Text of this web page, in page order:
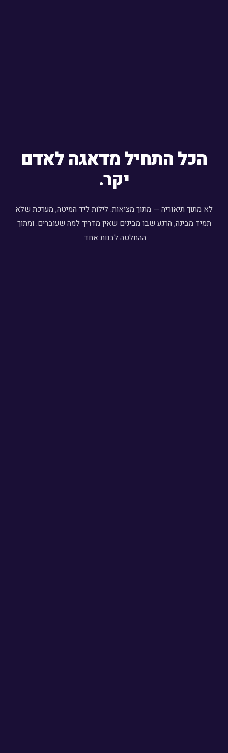
הכל התחיל מדאגה לאדם
יקר.
לא מתוך תיאוריה — מתוך מציאות. לילות ליד המיטה, מערכת שלא
תמיד מבינה, הרגע שבו מבינים שאין מדריך למה שעוברים. ומתוך
ההחלטה לבנות אחד.